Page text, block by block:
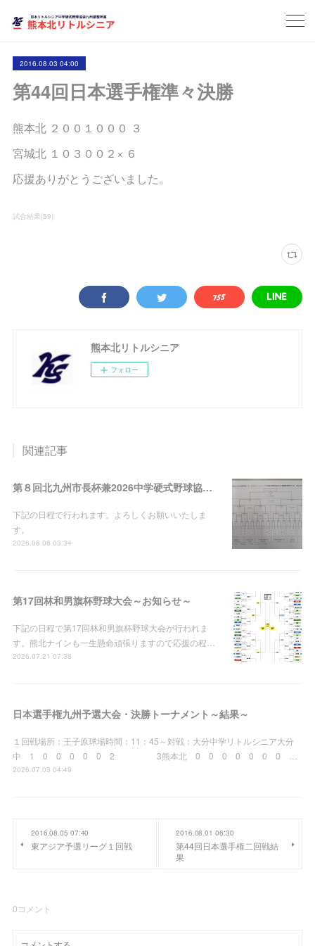
2016.08.03 04:00
第44回日本選手権準々決勝
熊本北 ２００１０００ ３
宮城北 １０３００２× ６
応援ありがとうございました。
試合結果(59)
熊本北リトルシニア
フォロー
関連記事
第８回北九州市長杯兼2026中学硬式野球協会九州連盟夏季野球大会
下記の日程で行われます。よろしくお願いいたしま
す。
2026.08.08 03:34
第17回林和男旗杯野球大会～お知らせ～
下記の日程で第17回林和男旗杯野球大会が行われま
す。熊北ナインも一生懸命頑張りますので応援の程…
2026.07.21 07:38
日本選手権九州予選大会・決勝トーナメント～結果～
１回戦場所：王子原球場時間：11：45～対戦：大分中学リトルシニア大分
中 1 0 0 0 0 0 2 3熊本北 0 0 0 0 0 0 0 …
2026.07.03 04:49
2016.08.05 07:40
東アジア予選リーグ１回戦
2016.08.01 06:30
第44回日本選手権二回戦結
果
0コメント